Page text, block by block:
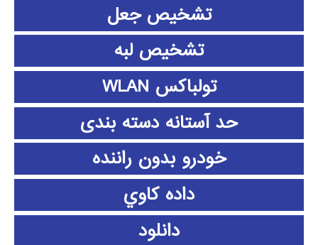
تشخیص جعل
تشخیص لبه
تولباکس WLAN
حد آستانه دسته بندی
خودرو بدون راننده
داده كاوي
دانلود